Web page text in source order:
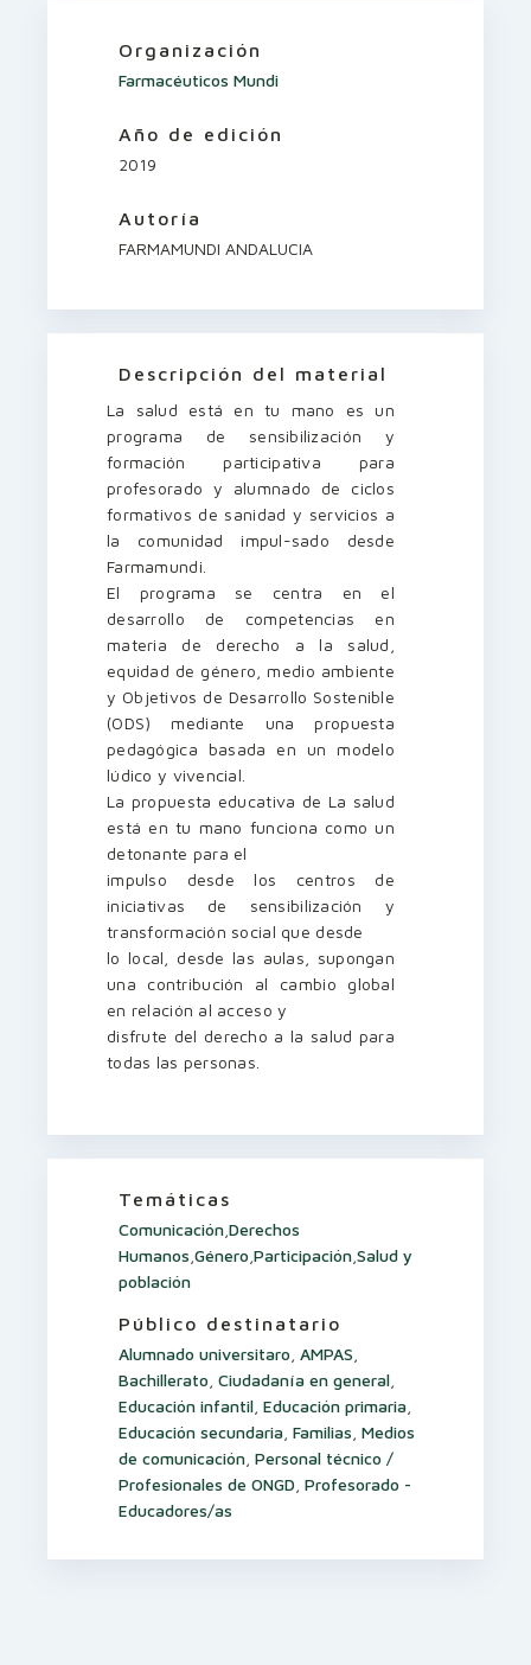
Organización
Farmacéuticos Mundi
Año de edición
2019
Autoría
FARMAMUNDI ANDALUCIA
Descripción del material
La salud está en tu mano es un
programa de sensibilización y
formación participativa para
profesorado y alumnado de ciclos
formativos de sanidad y servicios a
la comunidad impul-sado desde
Farmamundi.
El programa se centra en el
desarrollo de competencias en
materia de derecho a la salud,
equidad de género, medio ambiente
y Objetivos de Desarrollo Sostenible
(ODS) mediante una propuesta
pedagógica basada en un modelo
lúdico y vivencial.
La propuesta educativa de La salud
está en tu mano funciona como un
detonante para el
impulso desde los centros de
iniciativas de sensibilización y
transformación social que desde
lo local, desde las aulas, supongan
una contribución al cambio global
en relación al acceso y
disfrute del derecho a la salud para
todas las personas.
Temáticas
Comunicación Derechos
Humanos Género Participación Salud y
población
Público destinatario
Alumnado universitaro AMPAS
Bachillerato Ciudadanía en general
Educación infantil Educación primaria
Educación secundaria Familias Medios
de comunicación Personal técnico /
Profesionales de ONGD Profesorado -
Educadores/as